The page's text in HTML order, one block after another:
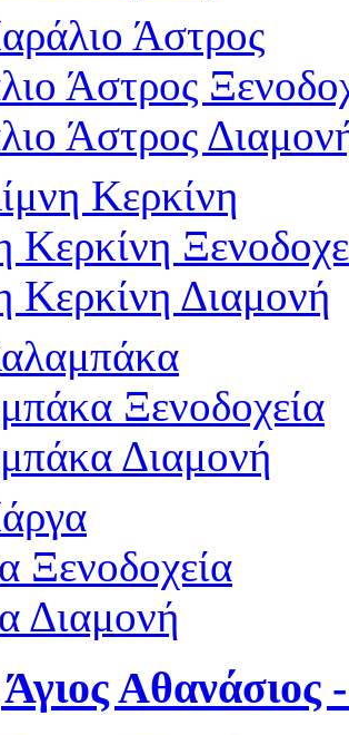
Άστρος
Άστρος
Άστρος
Κερκίνη
Κερκίνη
Κερκίνη Διαμονή
Ξενοδοχεία
Διαμονή
Ξενοδοχεία
Διαμονή
Αθανάσιος